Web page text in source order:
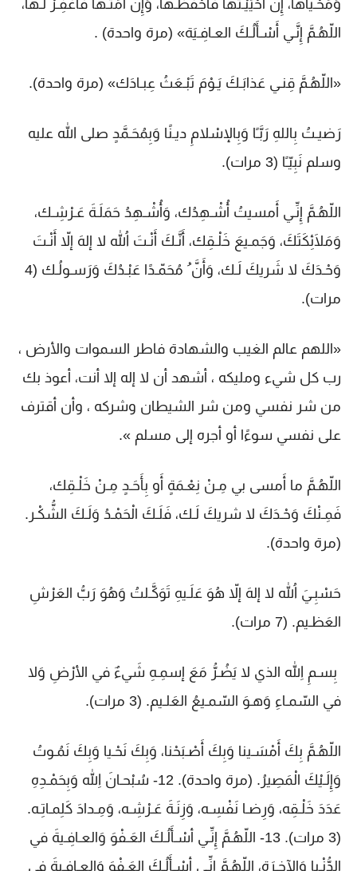
وَمَحْـياها، إِنْ أَحْيَيْـتَها فاحْفَظْـها، وَإِنْ أَمَتَّـها فَاغْفِـرْ لَـها،
اللّهُـمَّ إِنَّـي أَسْـأَلُـكَ العـافِـيَة» (مرة واحدة) .
«اللّهُـمَّ قِنـي عَذابَـكَ يَـوْمَ تَبْـعَثُ عِبـادَك» (مرة واحدة).
رَضيـتُ بِاللهِ رَبَّـًا وَبِالإسْلامِ ديـنًا وَبِمُحَـمَّدٍ صلى الله عليه
وسلم نَبِيّـًا (3 مرات).
اللّهُـمَّ إِنِّـي أَمسيتُ أُشْـهِدُك، وَأُشْـهِدُ حَمَلَـةَ عَـرْشِـك،
وَمَلَائِكَتَكَ، وَجَمـيعَ خَلْـقِك، أَنَّـكَ أَنْـتَ اللهُ لا إلهَ إلاّ أَنْـتَ
وَحْـدَكَ لا شَريكَ لَـك، وَأَنَّ ُ مُحَمّـدًا عَبْـدُكَ وَرَسـولُـك (4
مرات).
«اللهم عالم الغيب والشهادة فاطر السموات والأرض ،
رب كل شيء ومليكه ، أشهد أن لا إله إلا أنت، أعوذ بك
من شر نفسي ومن شر الشيطان وشركه ، وأن أقترف
على نفسي سوءًا أو أجره إلى مسلم ».
اللّهُـمَّ ما أَمسى بي مِـنْ نِعْـمَةٍ أَو بِأَحَـدٍ مِـنْ خَلْـقِك،
فَمِـنْكَ وَحْـدَكَ لا شريكَ لَـك، فَلَـكَ الْحَمْـدُ وَلَـكَ الشُّكْـر.
(مرة واحدة).
حَسْبِـيَ اللّهُ لا إلهَ إلاّ هُوَ عَلَـيهِ تَوَكَّـلتُ وَهُوَ رَبُّ العَرْشِ
العَظـيم. (7 مرات).
بِسـمِ اللهِ الذي لا يَضُـرُّ مَعَ إسمِـهِ شَيءٌ في الأرْضِ وَلا
في السّمـاءِ وَهـوَ السّمـيعُ العَلـيم. (3 مرات).
اللّهُـمَّ بِكَ أَمْسَـينا وَبِكَ أَصْـبَحْنا، وَبِكَ نَحْـيا وَبِكَ نَمُـوتُ
وَإِلَـيْكَ الْمَصِيرُ. (مرة واحدة). 12- سُبْحـانَ اللهِ وَبِحَمْـدِهِ
عَدَدَ خَلْـقِه، وَرِضـا نَفْسِـه، وَزِنَـةَ عَـرْشِـه، وَمِـدادَ كَلِمـاتِـه.
(3 مرات). 13- اللّهُـمَّ إِنِّـي أسْـأَلُـكَ العَـفْوَ وَالعـافِـيةَ في
الدُّنْـيا وَالآخِـرَة، اللّهُـمَّ إِنِّـي أسْـأَلُـكَ العَـفْوَ وَالعـافِـيةَ في